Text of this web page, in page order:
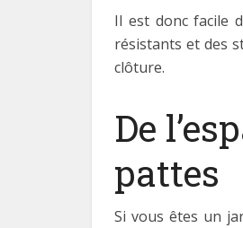
Il est donc facile
résistants et des
clôture.
De
pattes
Si vous êtes un